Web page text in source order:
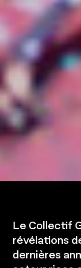
Le Collectif
révélations
dernières